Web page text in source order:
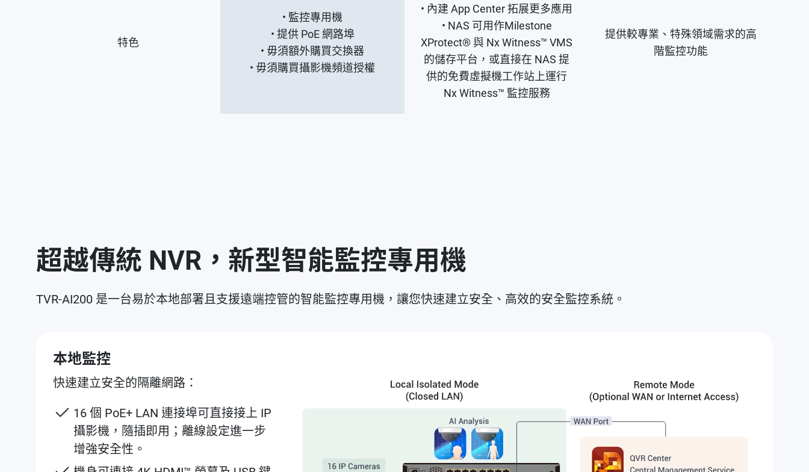
特色
• 監控專用機
• 提供 PoE 網路埠
• 毋須額外購買交換器
• 毋須購買攝影機頻道授權
• 內建 App Center 拓展更多應用
• NAS 可用作Milestone
XProtect® 與 Nx Witness™ VMS
的儲存平台，或直接在 NAS 提
供的免費虛擬機工作站上運行
Nx Witness™ 監控服務
提供較專業、特殊領域需求的高
階監控功能
超越傳統 NVR，新型智能監控專用機
TVR-AI200 是一台易於本地部署且支援遠端控管的智能監控專用機，讓您快速建立安全、高效的安全監控系統。
本地監控
快速建立安全的隔離網路：
️16 個 PoE+ LAN 連接埠可直接接上 IP
攝影機，隨插即用；離線設定進一步
增強安全性。